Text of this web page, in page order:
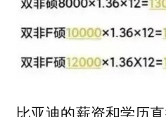
比亚迪的薪资和学历